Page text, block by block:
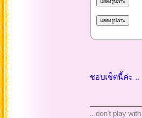
ชอบเช็ตนี้ค่ะ ..
.. don't play